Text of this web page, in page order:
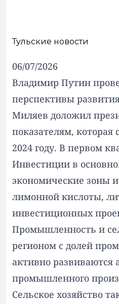
Тульские новости
06/07/2026
Владимир Путин
перспективы
Миляев доложил
показателям,
2024 году. В первом
Инвестиции в
экономические зоны
лимонной кислоты,
инвестиционных
Промышленность и
регионом с долей
активно развиваются
промышленного
Сельское хозяйство